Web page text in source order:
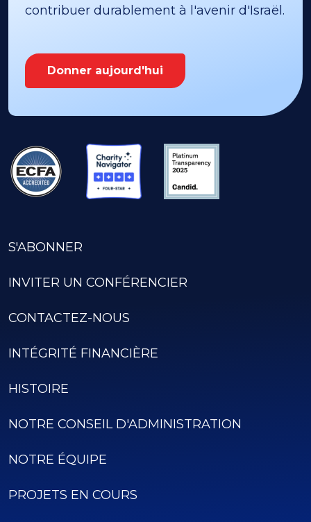
contribuer durablement à l'avenir d'Israël.
Donner aujourd'hui
S'ABONNER
INVITER UN CONFÉRENCIER
CONTACTEZ-NOUS
INTÉGRITÉ FINANCIÈRE
HISTOIRE
NOTRE CONSEIL D'ADMINISTRATION
NOTRE ÉQUIPE
PROJETS EN COURS